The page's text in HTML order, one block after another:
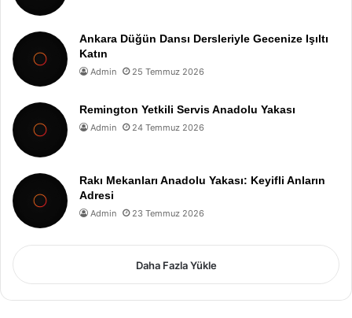
Ankara Düğün Dansı Dersleriyle Gecenize Işıltı
Katın
Admin 25 Temmuz 2026
Remington Yetkili Servis Anadolu Yakası
Admin 24 Temmuz 2026
Rakı Mekanları Anadolu Yakası: Keyifli Anların
Adresi
Admin 23 Temmuz 2026
Daha Fazla Yükle